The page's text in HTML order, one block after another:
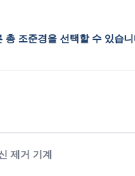
총 조준경을 선택할 수 있습니
제거 기계